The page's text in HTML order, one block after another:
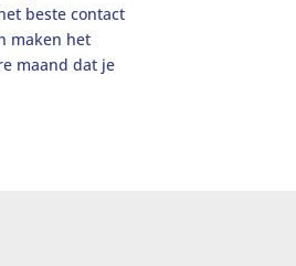
beste contact
maken het
maand dat je